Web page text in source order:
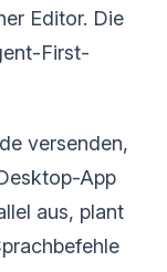
Editor. Die
First-
versenden,
App
aus, plant